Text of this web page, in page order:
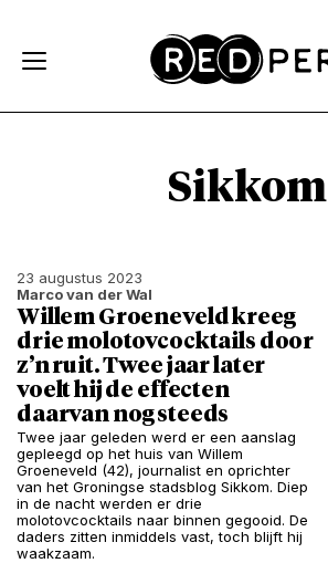
Sikkom
23 augustus 2023
Marco van der Wal
Willem Groeneveld kreeg
drie molotovcocktails door
z’n ruit. Twee jaar later
voelt hij de effecten
daarvan nog steeds
Twee jaar geleden werd er een aanslag
gepleegd op het huis van Willem
Groeneveld (42), journalist en oprichter
van het Groningse stadsblog Sikkom. Diep
in de nacht werden er drie
molotovcocktails naar binnen gegooid. De
daders zitten inmiddels vast, toch blijft hij
waakzaam.